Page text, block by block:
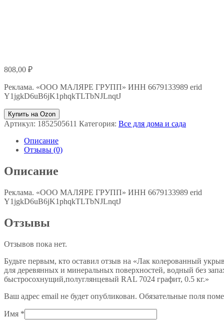
808,00 ₽
Реклама. «ООО МАЛЯРЕ ГРУПП» ИНН 6679133989 erid
Y1jgkD6uB6jK1phqkTLTbNJLnqtJ
Купить на Ozon
Артикул: 1852505611 Категория: Все для дома и сада
Описание
Отзывы (0)
Описание
Реклама. «ООО МАЛЯРЕ ГРУПП» ИНН 6679133989 erid
Y1jgkD6uB6jK1phqkTLTbNJLnqtJ
Отзывы
Отзывов пока нет.
Будьте первым, кто оставил отзыв на «Лак колерованный
для деревянных и минеральных поверхностей, водный без
быстросохнущий,полуглянцевый RAL 7024 графит, 0.5 кг.»
Ваш адрес email не будет опубликован. Обязательные поля
Имя *